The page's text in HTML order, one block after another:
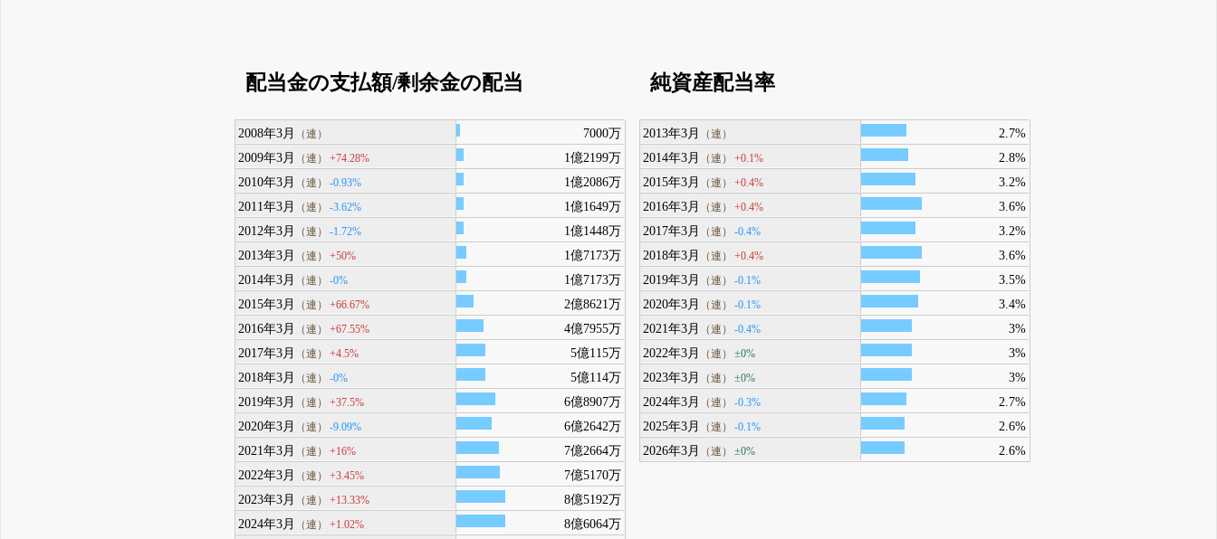
配当金の支払額/剰余金の配当
2008年3月 （連）
7000万
2009年3月
（連） +74.28%
1億2199万
2010年3月
（連） -0.93%
1億2086万
2011年3月
（連） -3.62%
1億1649万
2012年3月
（連） -1.72%
1億1448万
2013年3月
（連） +50%
1億7173万
2014年3月
（連） -0%
1億7173万
2015年3月
（連） +66.67%
2億8621万
2016年3月
（連） +67.55%
4億7955万
2017年3月
（連） +4.5%
5億115万
2018年3月
（連） -0%
5億114万
2019年3月
（連） +37.5%
6億8907万
2020年3月
（連） -9.09%
6億2642万
2021年3月
（連） +16%
7億2664万
2022年3月
（連） +3.45%
7億5170万
2023年3月
（連） +13.33%
8億5192万
2024年3月
（連） +1.02%
8億6064万
純資産配当率
2013年3月 （連）
2.7%
2014年3月
（連） +0.1%
2.8%
2015年3月
（連） +0.4%
3.2%
2016年3月
（連） +0.4%
3.6%
2017年3月
（連） -0.4%
3.2%
2018年3月
（連） +0.4%
3.6%
2019年3月
（連） -0.1%
3.5%
2020年3月
（連） -0.1%
3.4%
2021年3月
（連） -0.4%
3%
2022年3月
（連） ±0%
3%
2023年3月
（連） ±0%
3%
2024年3月
（連） -0.3%
2.7%
2025年3月
（連） -0.1%
2.6%
2026年3月
（連） ±0% 2.6%